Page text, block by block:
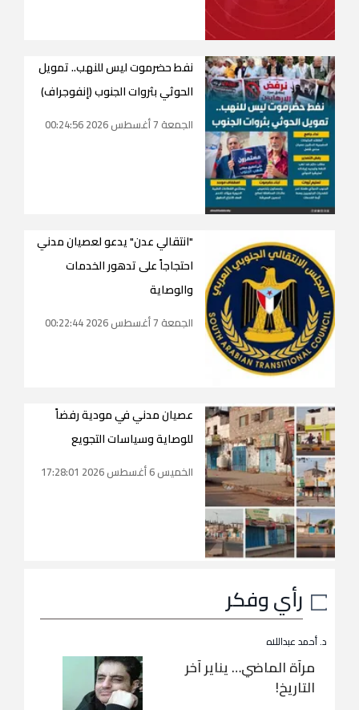
نفط حضرموت ليس للنهب.. تمويل
الحوثي بثروات الجنوب (إنفوجراف)
الجمعة 7 أغسطس 2026 00:24:56
"انتقالي عدن" يدعو لعصيان مدني
احتجاجاً على تدهور الخدمات
والوصاية
الجمعة 7 أغسطس 2026 00:22:44
عصيان مدني في مودية رفضاً
للوصاية وسياسات التجويع
الخميس 6 أغسطس 2026 17:28:01
رأي وفكر
د. أحمد عبداللاه
مرآة الماضي… يناير آخر
التاريخ!